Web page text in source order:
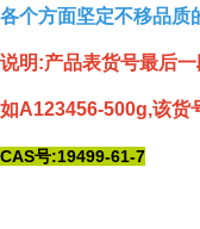
各个方面坚定不移品质
说明:产品表货号最后
如A123456-500g,该货
CAS号:19499-61-7